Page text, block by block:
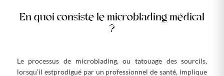
En quoi consiste le microblading médical
?
Le processus de microblading, ou tatouage des sourcils,
lorsqu’il estprodigué par un professionnel de santé, implique